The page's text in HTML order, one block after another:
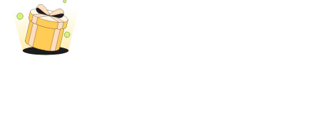
Share 500000 CASHCAT prize pool